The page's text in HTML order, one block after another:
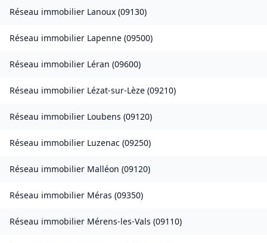
Réseau immobilier Lanoux (09130)
Réseau immobilier Lapenne (09500)
Réseau immobilier Léran (09600)
Réseau immobilier Lézat-sur-Lèze (09210)
Réseau immobilier Loubens (09120)
Réseau immobilier Luzenac (09250)
Réseau immobilier Malléon (09120)
Réseau immobilier Méras (09350)
Réseau immobilier Mérens-les-Vals (09110)